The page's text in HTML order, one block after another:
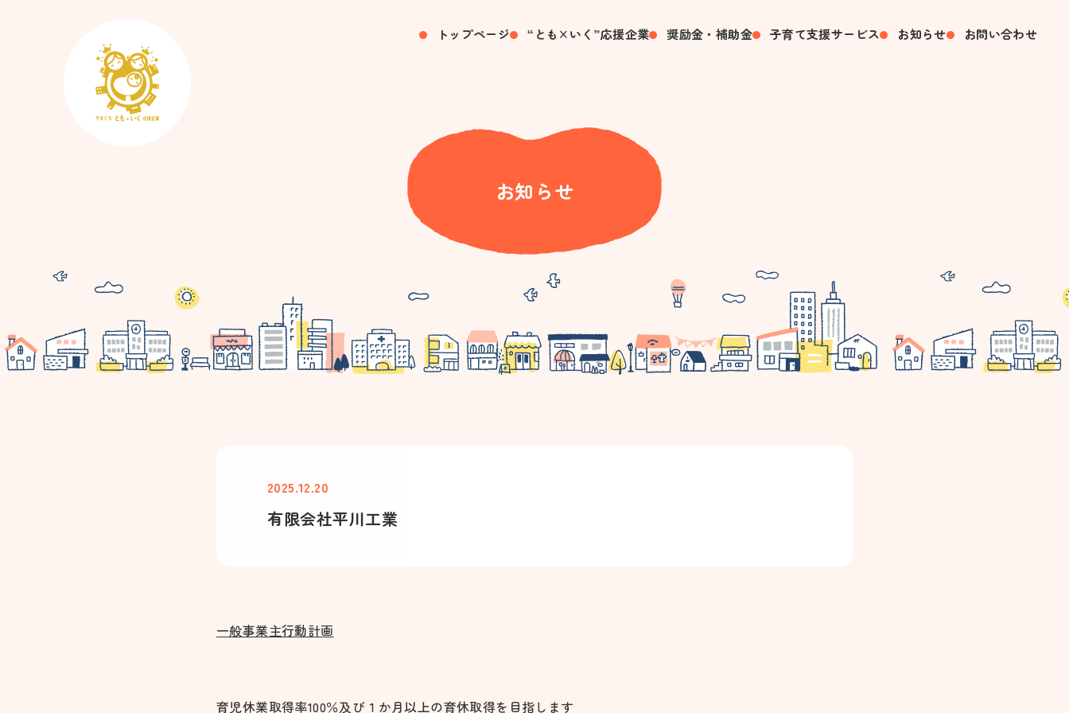
トップページ “とも×いく”応援企業 奨励金・補助金 子育て支援サービス お知らせ お問い合わせ
お知らせ
2025.12.20
有限会社平川工業
一般事業主行動計画
育児休業取得率100％及び１か月以上の育休取得を目指します